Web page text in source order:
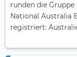
runden die Gruppe
National Australia
registriert: